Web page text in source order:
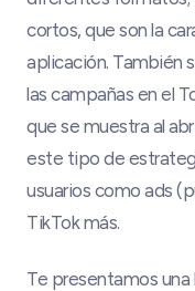
cortos, que son la
aplicación. También
las campañas en el
que se muestra al
este tipo de
usuarios como ads
TikTok más.
Te presentamos